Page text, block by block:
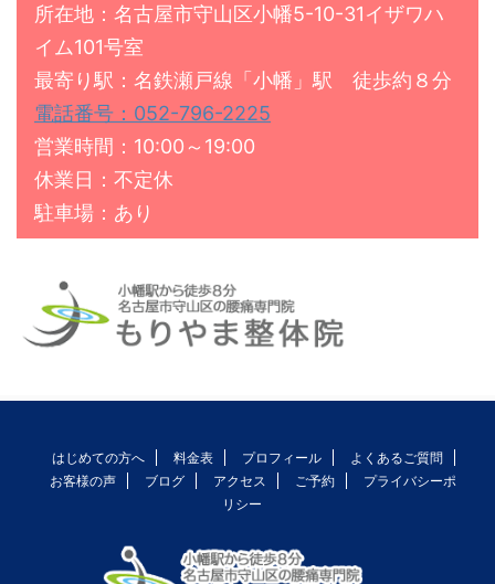
所在地：名古屋市守山区小幡5-10-31イザワハ
イム101号室
最寄り駅：名鉄瀬戸線「小幡」駅 徒歩約８分
電話番号：052-796-2225
営業時間：10:00～19:00
休業日：不定休
駐車場：あり
はじめての方へ 料金表 プロフィール
よくあるご質問
お客様の声
ブログ アクセス ご予約
プライバシーポ
リシー